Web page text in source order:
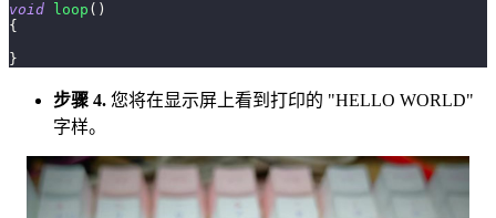
void
loop ( )
{
}
步骤 4. 您将在显示屏上看到打印的 "HELLO WORLD"
字样。